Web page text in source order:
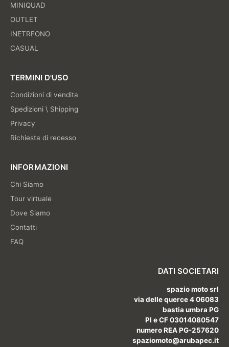
MINIQUAD
OUTLET
INETRFONO
CASUAL
TERMINI D'USO
Condizioni di vendita
Spedizioni \ Shipping
Privacy
Richiesta di recesso
INFORMAZIONI
Chi Siamo
Tour virtuale
Dove Siamo
Contatti
FAQ
DATI SOCIETARI
spazio moto srl
via delle querce 4 06083
bastia umbra PG
PI e CF 03014080547
numero REA PG-257620
spaziomoto@arubapec.it